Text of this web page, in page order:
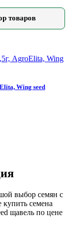
товаров
Wing seed
выбор семян с
семена
щавель по цене